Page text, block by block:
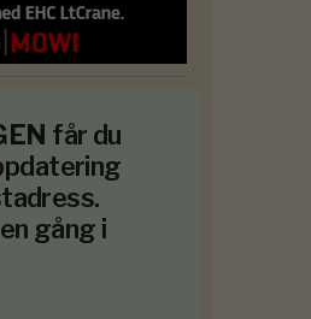
får du
gång i